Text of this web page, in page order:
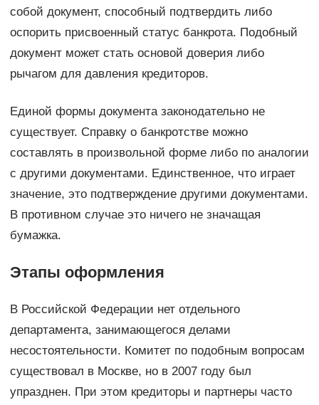
собой документ, способный подтвердить либо
оспорить присвоенный статус банкрота. Подобный
документ может стать основой доверия либо
рычагом для давления кредиторов.
Единой формы документа законодательно не
существует. Справку о банкротстве можно
составлять в произвольной форме либо по аналогии
с другими документами. Единственное, что играет
значение, это подтверждение другими документами.
В противном случае это ничего не значащая
бумажка.
Этапы оформления
В Российской Федерации нет отдельного
департамента, занимающегося делами
несостоятельности. Комитет по подобным вопросам
существовал в Москве, но в 2007 году был
упразднен. При этом кредиторы и партнеры часто